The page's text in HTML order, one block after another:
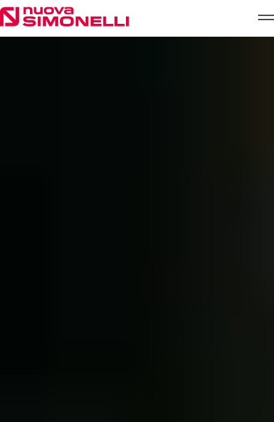
Skip to content